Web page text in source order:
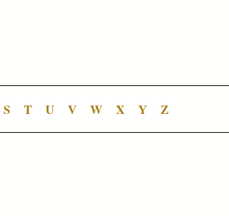
S T U V W X Y Z